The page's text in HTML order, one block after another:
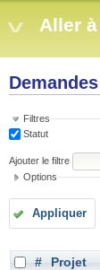
Aller
Demandes
Filtres
Statut
Ajouter le filtre
Options
Appliquer
# Projet